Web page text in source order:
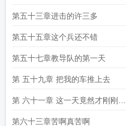
第五十三章进击的许三多
第五十五章这个兵还不错
第五十七章教导队的第一天
第 五十九章 把我的车推上去
第 六十一章 这一天竟然才刚刚开
始
第六十三章苦啊真苦啊